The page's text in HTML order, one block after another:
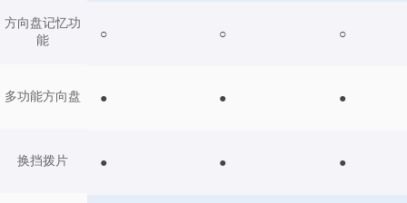
方向盘记忆功
能
多功能方向盘
换挡拨片
○ ○ ○
● ● ●
● ● ●